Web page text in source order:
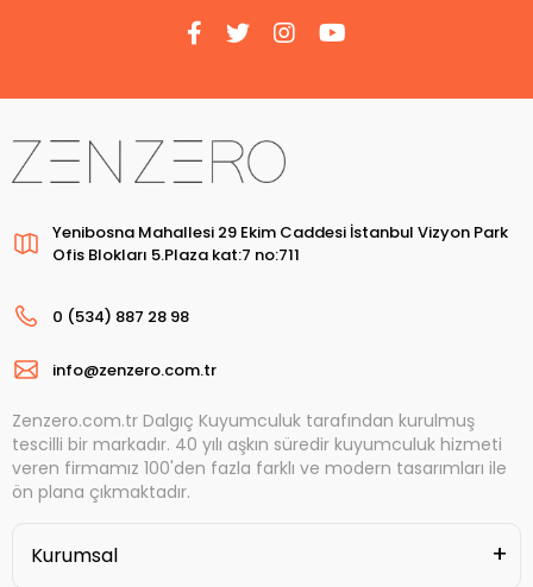
Yenibosna Mahallesi 29 Ekim Caddesi İstanbul Vizyon Park
Ofis Blokları 5.Plaza kat:7 no:711
0 (534) 887 28 98
info@zenzero.com.tr
Zenzero.com.tr Dalgıç Kuyumculuk tarafından kurulmuş
tescilli bir markadır. 40 yılı aşkın süredir kuyumculuk hizmeti
veren firmamız 100'den fazla farklı ve modern tasarımları ile
ön plana çıkmaktadır.
Kurumsal